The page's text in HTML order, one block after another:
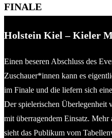
FINALE
Holstein Kiel – Kieler
Einen beseren Abschluss des
Zuschauer*innen kann es
im Finale und die liefern sich
Der spielerischen
mit überragendem Einsatz. Mehr
sieht das Publikum vom